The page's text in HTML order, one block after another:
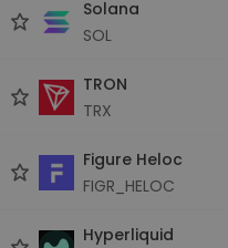
Solana
SOL
TRON
TRX
Figure Heloc
FIGR_HELOC
Hyperliquid